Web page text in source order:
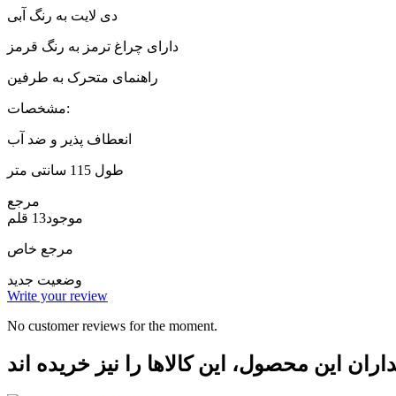
دی لایت به رنگ آبی
دارای چراغ ترمز به رنگ قرمز
مشخصات:
انعطاف پذیر و ضد آب
طول 115 سانتی متر
مرجع
موجود13 قلم
مرجع خاص
وضعیت جدید
Write your review
No customer reviews for the moment.